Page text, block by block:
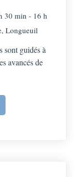
30 min - 16 h
Longueuil
sont guidés à
avancés de